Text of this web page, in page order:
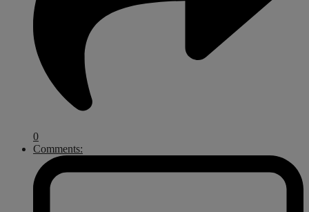
0
Comments: